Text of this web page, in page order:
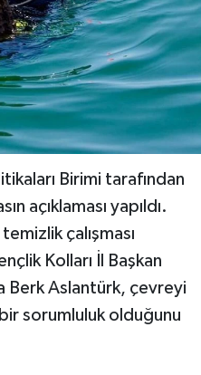
Birimi tarafından
açıklaması yapıldı.
çalışması
Kolları İl Başkan
Berk Aslantürk, çevreyi
sorumluluk olduğunu